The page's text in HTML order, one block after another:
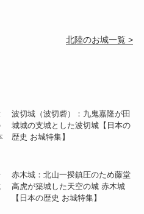
北陸のお城一覧 >
波切城（波切砦）：九鬼嘉隆が田
城城の支城とした波切城【日本の
歴史 お城特集】
赤木城：北山一揆鎮圧のため藤堂
高虎が築城した天空の城 赤木城
【日本の歴史 お城特集】